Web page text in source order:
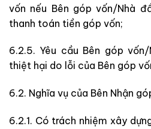
vốn nếu Bên góp vốn/Nhà
thanh toán tiền góp vốn;
6.2.5. Yêu cầu Bên góp
thiệt hại do lỗi của Bên góp
6.2. Nghĩa vụ của Bên Nhận
6.2.1. Có trách nhiệm xây